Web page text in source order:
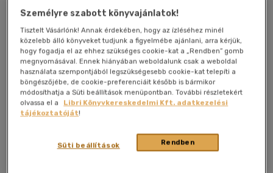
Személyre szabott könyvajánlatok!
Tisztelt Vásárlónk! Annak érdekében, hogy az ízléséhez minél
közelebb álló könyveket tudjunk a figyelmébe ajánlani, arra kérjük,
hogy fogadja el az ehhez szükséges cookie-kat a „Rendben” gomb
megnyomásával. Ennek hiányában weboldalunk csak a weboldal
használata szempontjából legszükségesebb cookie-kat telepíti a
böngészőjébe, de cookie-preferenciáit később is bármikor
módosíthatja a Süti beállítások menüpontban. További részletekért
olvassa el a
Libri Könyvkereskedelmi Kft. adatkezelési
tájékoztatóját!
Rendben
Süti beállítások